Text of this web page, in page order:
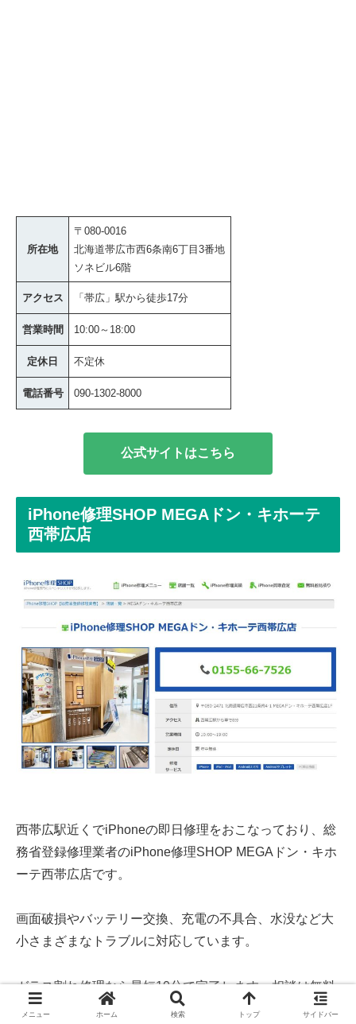
所在地
〒080-0016
北海道帯広市西6条南6丁目3番地
ソネビル6階
アクセス 「帯広」駅から徒歩17分
営業時間 10:00～18:00
定休日 不定休
電話番号 090-1302-8000
公式サイトはこちら
iPhone修理SHOP MEGAドン・キホーテ
西帯広店
西帯広駅近くでiPhoneの即日修理をおこなっており、総
務省登録修理業者のiPhone修理SHOP MEGAドン・キホ
ーテ西帯広店です。
画面破損やバッテリー交換、充電の不具合、水没など大
小さまざまなトラブルに対応しています。
ガラス割れ修理なら最短10分で完了します。相談は無料
で、電話やメールから問い合わせられるので、iPhoneの
メニュー ホーム 検索 トップ サイドバー